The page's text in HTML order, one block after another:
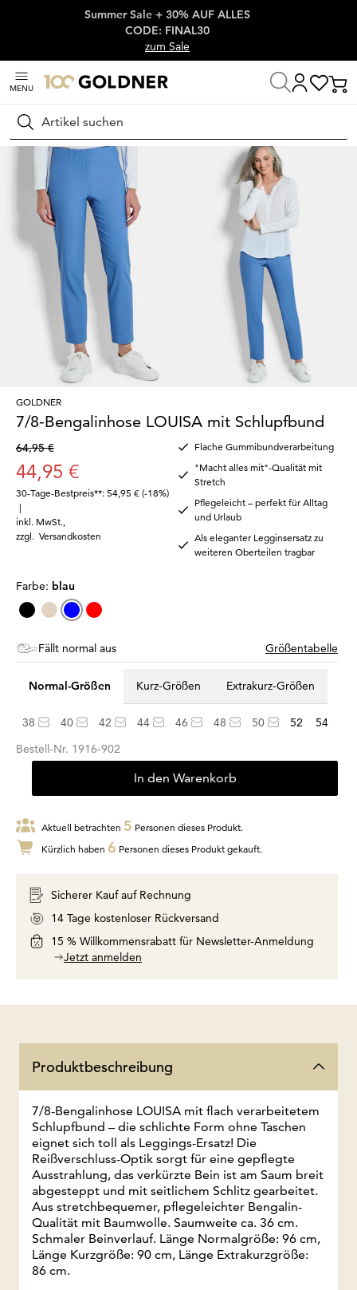
Überspringe Navigation, direkt zum Content
Summer Sale + 30% AUF ALLES
CODE: FINAL30
zum Sale
MENU
Suchen
Startseite Damenmode
GOLDNER
7/8-Bengalinhose LOUISA mit Schlupfbund
64,95 €
44,95 €
30-Tage-Bestpreis**: 54,95 € (-18%)
|
inkl. MwSt.
zzgl. Versandkosten
Flache Gummibundverarbeitung
"Macht alles mit"-Qualität mit
Stretch
Pflegeleicht – perfekt für Alltag
und Urlaub
Als eleganter Legginsersatz zu
weiteren Oberteilen tragbar
Farbe: blau
Fällt normal aus Größentabelle
Normal-Größen Kurz-Größen Extrakurz-Größen
38 40 42 44 46 48 50 52
54
Bestell-Nr. 1916-902
In den Warenkorb
Aktuell betrachten 5 Personen dieses Produkt.
Kürzlich haben 6 Personen dieses Produkt gekauft.
Sicherer Kauf auf Rechnung
14 Tage kostenloser Rückversand
15 % Willkommensrabatt für Newsletter-Anmeldung
Jetzt anmelden
Produktbeschreibung
7/8-Bengalinhose LOUISA mit flach verarbeitetem
Schlupfbund – die schlichte Form ohne Taschen
eignet sich toll als Leggings-Ersatz! Die
Reißverschluss-Optik sorgt für eine gepflegte
Ausstrahlung, das verkürzte Bein ist am Saum breit
abgesteppt und mit seitlichem Schlitz gearbeitet.
Aus stretchbequemer, pflegeleichter Bengalin-
Qualität mit Baumwolle. Saumweite ca. 36 cm.
Schmaler Beinverlauf. Länge Normalgröße: 96 cm,
Länge Kurzgröße: 90 cm, Länge Extrakurzgröße:
86 cm.